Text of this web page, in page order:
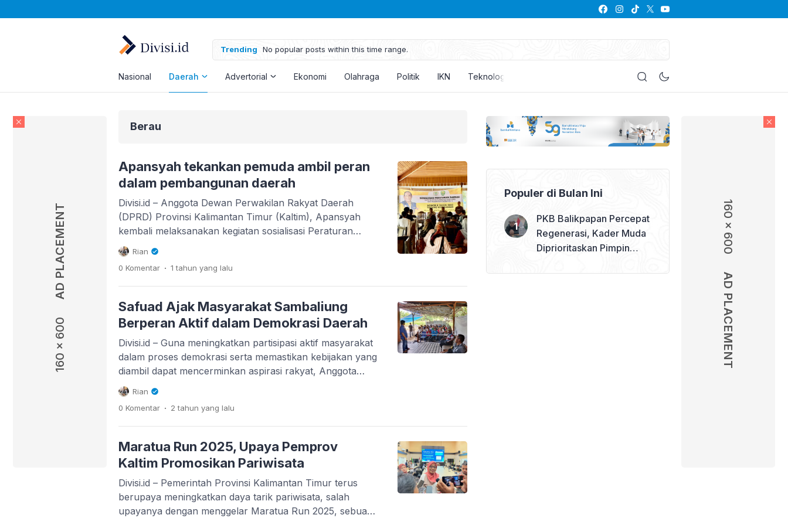
Trending No popular posts within this time range.
Nasional Daerah Advertorial Ekonomi Olahraga Politik IKN Teknologi Opini Gaya Hidup
160 x 600
AD PLACEMENT 160 x 600
AD PLACEMENT
Berau
Apansyah tekankan pemuda ambil peran
dalam pembangunan daerah
Divisi.id – Anggota Dewan Perwakilan Rakyat Daerah
(DPRD) Provinsi Kalimantan Timur (Kaltim), Apansyah
kembali melaksanakan kegiatan sosialisasi Peraturan
Daerah (Sosperda) ke- 5 Nomor 8 Tahun 2022 tentang
Kepemudaan yang berlangsung di Kampung Teluk
Sumbang, Kecamatan Biduk-Biduk, Kabupaten Berau
pada Sabtu, 3 Mei 2025 pukul 14.00 Wita sampai dengan
selesai. Hal itu dilakukan guna memperkuat pemahaman
[…]
Rian
0 Komentar . 1 tahun yang lalu
Safuad Ajak Masyarakat Sambaliung
Berperan Aktif dalam Demokrasi Daerah
Divisi.id – Guna meningkatkan partisipasi aktif masyarakat
dalam proses demokrasi serta memastikan kebijakan yang
diambil dapat mencerminkan aspirasi rakyat, Anggota
DPRD Provinsi Kalimantan Timur, Safuad, menggelar
kegiatan Penguatan Demokrasi Daerah di Jalan Trans
Bangun, Kecamatan Sambaliung, Kabupaten Berau,
Selasa (28/01/2025). Dalam sambutannya, Safuad
menegaskan bahwa meskipun reformasi politik telah
membuka lebih banyak ruang bagi daerah […]
Rian
0 Komentar . 2 tahun yang lalu
Maratua Run 2025, Upaya Pemprov
Kaltim Promosikan Pariwisata
Divisi.id – Pemerintah Provinsi Kalimantan Timur terus
berupaya meningkatkan daya tarik pariwisata, salah
upayanya dengan menggelar Maratua Run 2025, sebuah
Populer di Bulan Ini
PKB Balikpapan Percepat
Regenerasi, Kader Muda
Diprioritaskan Pimpin